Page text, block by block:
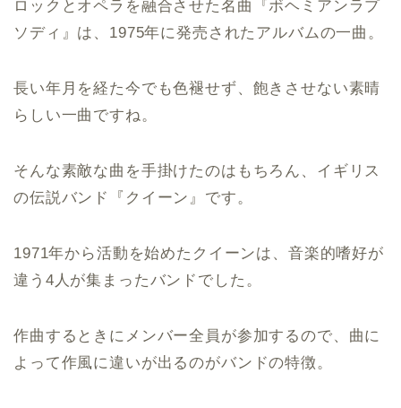
ロックとオペラを融合させた名曲『ボヘミアンラプ
ソディ』は、1975年に発売されたアルバムの一曲。
長い年月を経た今でも色褪せず、飽きさせない素晴
らしい一曲ですね。
そんな素敵な曲を手掛けたのはもちろん、イギリス
の伝説バンド『クイーン』です。
1971年から活動を始めたクイーンは、音楽的嗜好が
違う4人が集まったバンドでした。
作曲するときにメンバー全員が参加するので、曲に
よって作風に違いが出るのがバンドの特徴。